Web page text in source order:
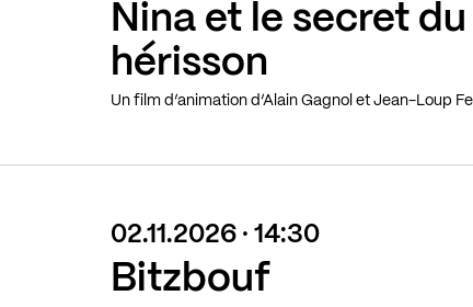
Nina et le secret du
hérisson
Un film d’animation d’Alain Gagnol et Jean-Loup
02.11.2026 · 14:30
Bitzbouf